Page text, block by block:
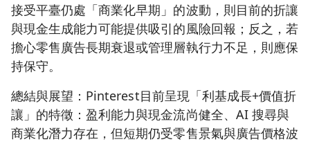
接受平臺仍處「商業化早期」的波動，則目前的折讓
與現金生成能力可能提供吸引的風險回報；反之，若
擔心零售廣告長期衰退或管理層執行力不足，則應保
持保守。
總結與展望：Pinterest目前呈現「利基成長+價值折
讓」的特徵：盈利能力與現金流尚健全、AI 搜尋與
商業化潛力存在，但短期仍受零售景氣與廣告價格波